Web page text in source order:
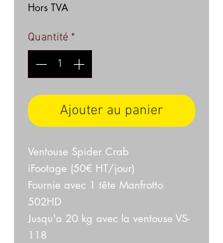
Hors TVA
Quantité *
Ajouter au panier
Ventouse Spider Crab
iFootage (50€ HT/jour)
Fournie avec 1 tête Manfrotto
502HD
Jusqu'a 20 kg avec la ventouse VS-
118